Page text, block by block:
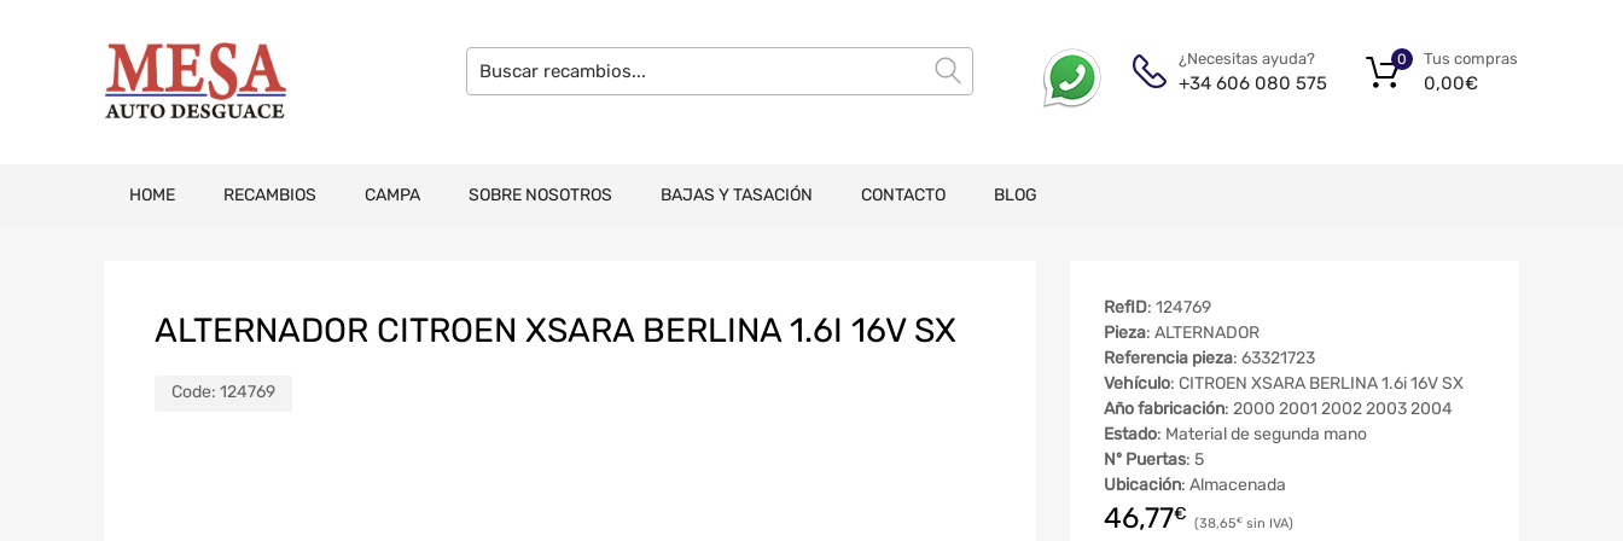
¿Necesitas ayuda?
+34 606 080 575
Tus compras
0,00€
0
HOME RECAMBIOS CAMPA SOBRE NOSOTROS BAJAS Y TASACIÓN CONTACTO BLOG
ALTERNADOR CITROEN XSARA BERLINA 1.6I 16V SX
Code: 124769
RefID: 124769
Pieza: ALTERNADOR
Referencia pieza: 63321723
Vehículo: CITROEN XSARA BERLINA 1.6i 16V SX
Año fabricación: 2000 2001 2002 2003 2004
Estado: Material de segunda mano
Nº Puertas: 5
Ubicación: Almacenada
46,77€ 38,65€